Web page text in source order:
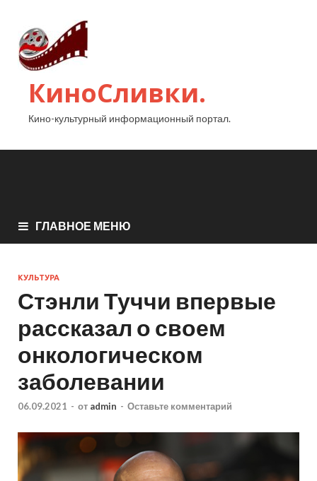
КиноСливки.
Кино-культурный информационный портал.
ГЛАВНОЕ МЕНЮ
КУЛЬТУРА
Стэнли Туччи впервые
рассказал о своем
онкологическом
заболевании
06.09.2021 - от admin - Оставьте комментарий